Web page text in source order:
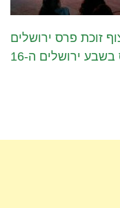
זוכת פרס ירושלים